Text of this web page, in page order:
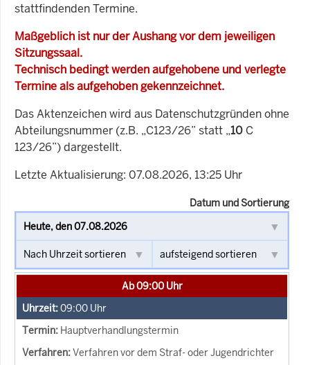
stattfindenden Termine.
Maßgeblich ist nur der Aushang vor dem jeweiligen
Sitzungssaal.
Technisch bedingt werden aufgehobene und verlegte
Termine als aufgehoben gekennzeichnet.
Das Aktenzeichen wird aus Datenschutzgründen ohne
Abteilungsnummer (z.B. „C123/26” statt „10 C
123/26”) dargestellt.
Letzte Aktualisierung: 07.08.2026, 13:25 Uhr
Datum und Sortierung
Ab 09:00 Uhr
09:00 Uhr
Hauptverhandlungstermin
Verfahren vor dem Straf- oder Jugendrichter